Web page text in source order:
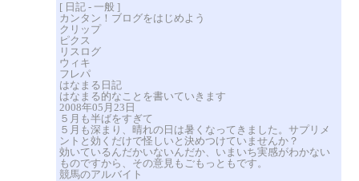
[ 日記 - 一般 ]
カンタン！ブログをはじめよう
クリップ
ピクス
リスログ
ウィキ
フレパ
はなまる日記
はなまる的なことを書いていきます
2008年05月23日
５月も半ばをすぎて
５月も深まり、晴れの日は暑くなってきました。サプリメ
ントと効くだけで怪しいと決めつけていませんか？
効いているんだかいないんだか、いまいち実感がわかない
ものですから、その意見もごもっともです。
競馬のアルバイト